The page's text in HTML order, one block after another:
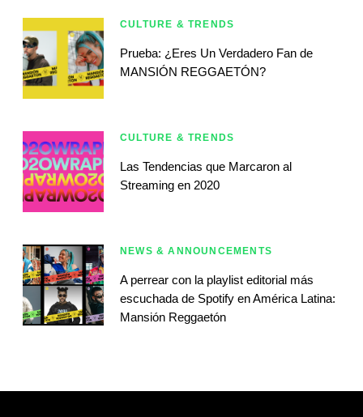
CULTURE & TRENDS
Prueba: ¿Eres Un Verdadero Fan de
MANSIÓN REGGAETÓN?
CULTURE & TRENDS
Las Tendencias que Marcaron al
Streaming en 2020
NEWS & ANNOUNCEMENTS
A perrear con la playlist editorial más
escuchada de Spotify en América Latina:
Mansión Reggaetón